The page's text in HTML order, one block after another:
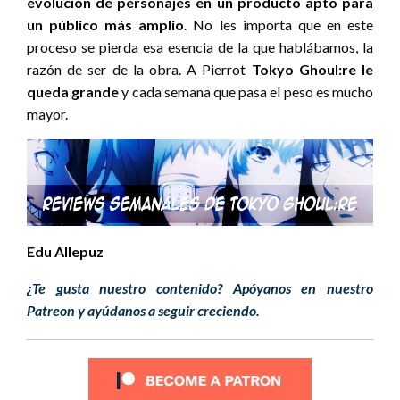
un público más amplio. No les importa que en este
proceso se pierda esa esencia de la que hablábamos, la
razón de ser de la obra. A Pierrot Tokyo Ghoul:re le
queda grandey cada semana que pasa el peso es mucho
mayor.
Edu Allepuz
¿Te gusta nuestro contenido? Apóyanos en nuestro
Patreon y ayúdanos a seguir creciendo.